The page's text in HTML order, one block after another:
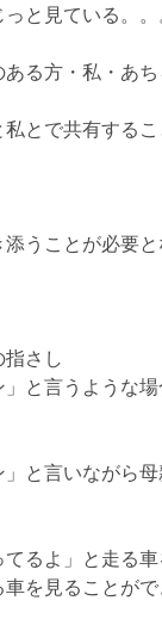
と見ている。。
る方・私・あち
とで共有する
うことが必要と
さし
と言うような場
と言いながら母
るよ」と走る車
見ることがで